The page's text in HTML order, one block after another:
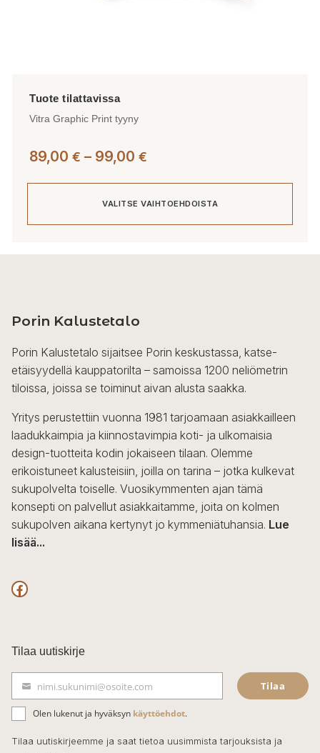
Vitra Graphic Print tyyny
89,00 € – 99,00 €
99,00 €
VALITSE VAIHTOEHDOISTA
muunnelma.
tehdä
valinnat
tuotteen
sivulla.
Porin Kalustetalo
Porin Kalustetalo sijaitsee Porin keskustassa, katse-
etäisyydellä kauppatorilta – samoissa 1200 neliömetrin
tiloissa, joissa se toiminut aivan alusta saakka.
Yritys perustettiin vuonna 1981 tarjoamaan asiakkailleen
laadukkaimpia ja kiinnostavimpia koti- ja ulkomaisia
design-tuotteita kodin jokaiseen tilaan. Olemme
erikoistuneet kalusteisiin, joilla on tarina – jotka kulkevat
sukupolvelta toiselle. Vuosikymmenten ajan tämä
konsepti on palvellut asiakkaitamme, joita on kolmen
sukupolven aikana kertynyt jo kymmeniätuhansia. Lue
lisää...
F
c
e
b
o
o
Tilaa uutiskirje
ä
h
k
nimi.sukunimi@osoite.com Tilaa
Olen lukenut ja hyväksyn käyttöehdot.
Tilaa uutiskirjeemme ja saat tietoa uusimmista tarjouksista ja